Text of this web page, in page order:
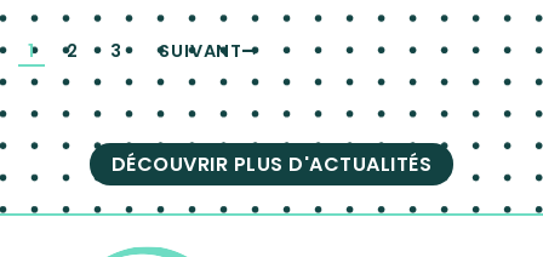
1 2 3 SUIVANT
DÉCOUVRIR PLUS D'ACTUALITÉS